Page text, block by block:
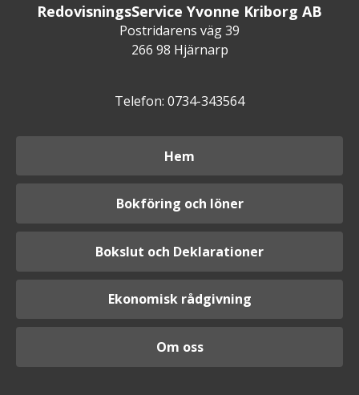
RedovisningsService Yvonne Kriborg AB
Postridarens väg 39
266 98 Hjärnarp
Telefon: 0734-343564
Hem
Bokföring och löner
Bokslut och Deklarationer
Ekonomisk rådgivning
Om oss